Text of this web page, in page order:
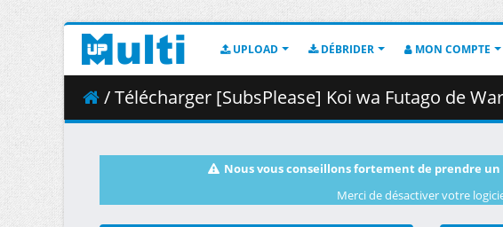
UPLOAD DÉBRIDER MON COMPTE
/ Télécharger [SubsPlease] Koi wa Futago de
Nous vous conseillons fortement de prendre
Merci de désactiver votre